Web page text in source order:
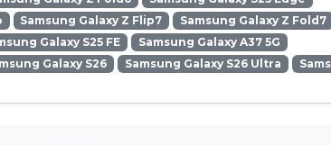
Samsung Galaxy Z Flip7
Samsung Galaxy Z Fold7
Galaxy S25 FE
Samsung Galaxy A37 5G
Galaxy S26 Samsung Galaxy S26 Ultra